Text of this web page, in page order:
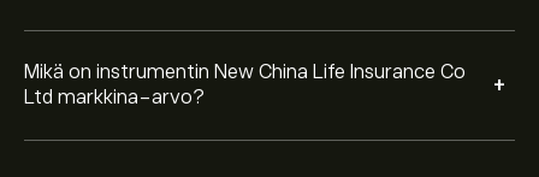
Mikä on instrumentin New China Life Insurance Co
Ltd markkina-arvo?
+